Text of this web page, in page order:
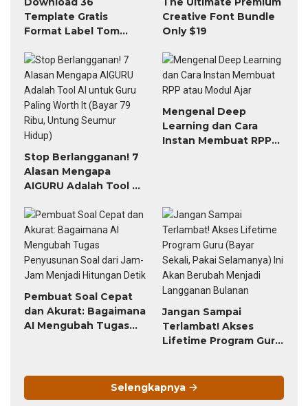
Template Gratis
Format Label Tom
Word
Creative Font Bundle
Only $19
Stop Berlangganan! 7
Alasan Mengapa
AIGURU Adalah Tool AI
Worth It (Bayar 79
Ribu, Untung Seumur
Hidup)
Mengenal Deep
Learning dan Cara
Instan Membuat RPP
Pembuat Soal Cepat
dan Akurat: Bagaimana
AI Mengubah Tugas
Jangan Sampai
Terlambat! Akses
Lifetime Program Guru
Berubah Menjadi
Langganan Bulanan
Selengkapnya